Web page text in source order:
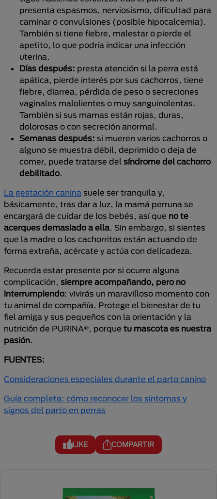
presenta espasmos, nerviosismo, dificultad para
caminar o convulsiones (posible hipocalcemia).
También si tiene fiebre, malestar o pierde el
apetito, lo que podría indicar una infección
uterina.
Días después: presta atención si la perra está
apática, pierde interés por sus cachorros, tiene
fiebre, diarrea, pérdida de peso o secreciones
vaginales malolientes o muy sanguinolentas.
También si sus mamas están rojas, duras,
dolorosas o con secreción anormal.
Semanas después: si mueren varios cachorros o
alguno se muestra débil, deprimido o deja de
comer, puede tratarse del síndrome del cachorro
debilitado.
La gestación canina suele ser tranquila y,
básicamente, tras dar a luz, la mamá perruna se
encargará de cuidar de los bebés, así que no te
acerques demasiado a ella. Sin embargo, si sientes
que la madre o los cachorritos están actuando de
forma extraña, acércate y actúa con delicadeza.
Recuerda estar presente por si ocurre alguna
complicación, siempre acompañando, pero no
interrumpiendo: vivirás un maravilloso momento con
tu animal de compañía. Protege el bienestar de tu
fiel amiga y sus pequeños con la orientación y la
nutrición de PURINA®, porque tu mascota es nuestra
pasión.
FUENTES:
Consideraciones especiales durante el parto canino
Guía completa: cómo reconocer los síntomas y
signos del parto en perras
LIKE COMPARTIR